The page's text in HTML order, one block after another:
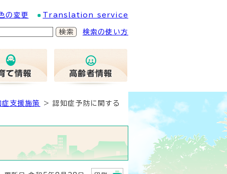
の変更 Translation service
検索の使い方
症支援施策
> 認知症予防に関する